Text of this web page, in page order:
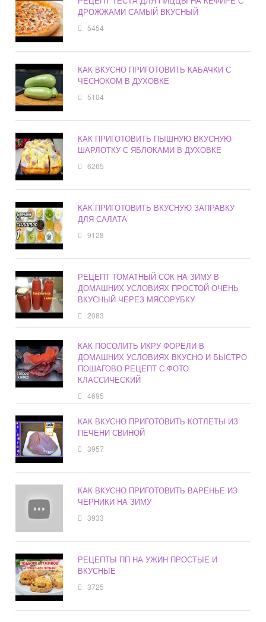
ДРОЖЖАМИ САМЫЙ ВКУСНЫЙ
5454
КАК ВКУСНО ПРИГОТОВИТЬ КАБАЧКИ С
ЧЕСНОКОМ В ДУХОВКЕ
5104
КАК ПРИГОТОВИТЬ ПЫШНУЮ ВКУСНУЮ
ШАРЛОТКУ С ЯБЛОКАМИ В ДУХОВКЕ
6265
КАК ПРИГОТОВИТЬ ВКУСНУЮ ЗАПРАВКУ
ДЛЯ САЛАТА
9128
РЕЦЕПТ ТОМАТНЫЙ СОК НА ЗИМУ В
ДОМАШНИХ УСЛОВИЯХ ПРОСТОЙ ОЧЕНЬ
ВКУСНЫЙ ЧЕРЕЗ МЯСОРУБКУ
2083
КАК ПОСОЛИТЬ ИКРУ ФОРЕЛИ В
ДОМАШНИХ УСЛОВИЯХ ВКУСНО И БЫСТРО
ПОШАГОВО РЕЦЕПТ С ФОТО
КЛАССИЧЕСКИЙ
4695
КАК ВКУСНО ПРИГОТОВИТЬ КОТЛЕТЫ ИЗ
ПЕЧЕНИ СВИНОЙ
3957
КАК ВКУСНО ПРИГОТОВИТЬ ВАРЕНЬЕ ИЗ
ЧЕРНИКИ НА ЗИМУ
3933
РЕЦЕПТЫ ПП НА УЖИН ПРОСТЫЕ И
ВКУСНЫЕ
3725